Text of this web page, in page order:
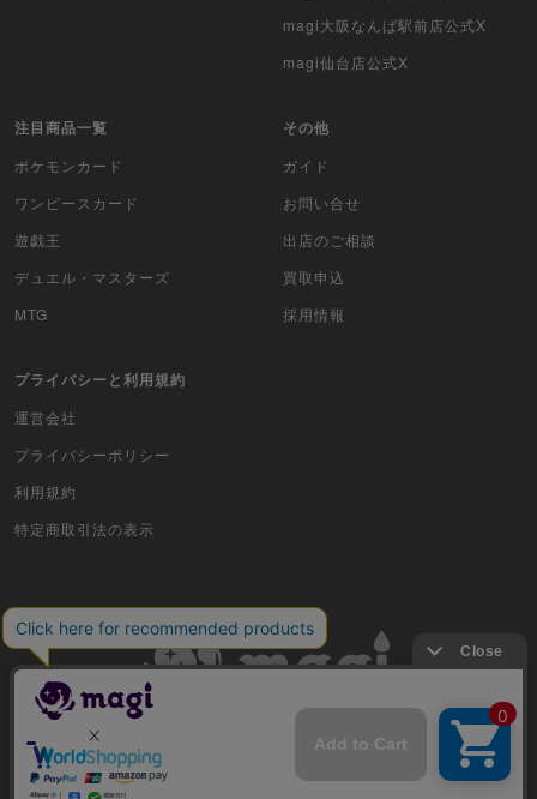
ムシキング
ドラゴンボールヒーローズ
バディファイト
アイカツ
アクエリアンエイジ
イナズマイレブンTCG・イレブンプレカ
ガンバライジング
艦これアーケード
キングオブプロレスリング
magi大阪なんば駅前店公式X
magi仙台店公式X
注目商品一覧
ポケモンカード
ワンピースカード
遊戯王
デュエル・マスターズ
MTG
その他
ガイド
お問い合せ
出店のご相談
買取申込
採用情報
プライバシーと利用規約
運営会社
プライバシーポリシー
利用規約
特定商取引法の表示
古物商許可番号 株式会社ジラフ 東京都公安委員会 第303311606477号
COPYRIGHT © 2019 Jiraffe Inc.